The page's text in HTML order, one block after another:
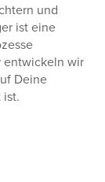
und
ist eine
entwickeln wir
Deine